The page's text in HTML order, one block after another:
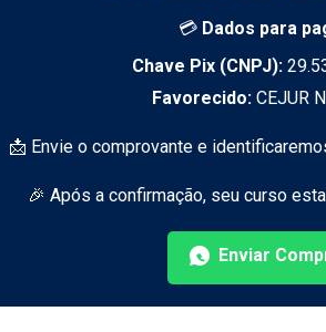
💳 Dados para
Chave Pix (CNPJ):
Favorecido: CEJUR
📩 Envie o comprovante e
🎉 Após a confirmação, seu curso
Enviar